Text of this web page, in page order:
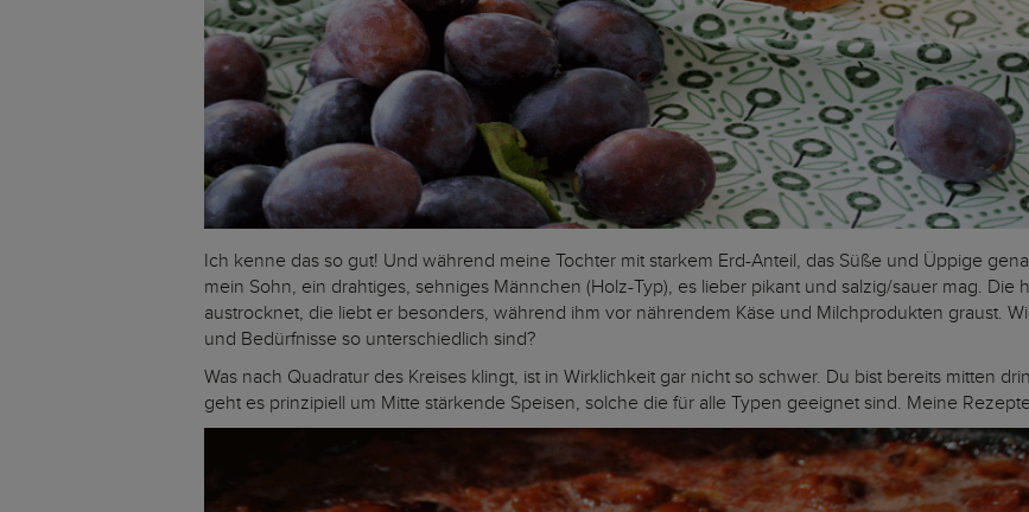
Ich kenne das so gut! Und während meine Tochter mit starkem Erd-Anteil, das Süße und Üppige
mein Sohn, ein drahtiges, sehniges Männchen (Holz-Typ), es lieber pikant und salzig/sauer mag. Die
austrocknet, die liebt er besonders, während ihm vor nährendem Käse und Milchprodukten graust.
und Bedürfnisse so unterschiedlich sind?
Was nach Quadratur des Kreises klingt, ist in Wirklichkeit gar nicht so schwer. Du bist bereits mitten
geht es prinzipiell um Mitte stärkende Speisen, solche die für alle Typen geeignet sind. Meine